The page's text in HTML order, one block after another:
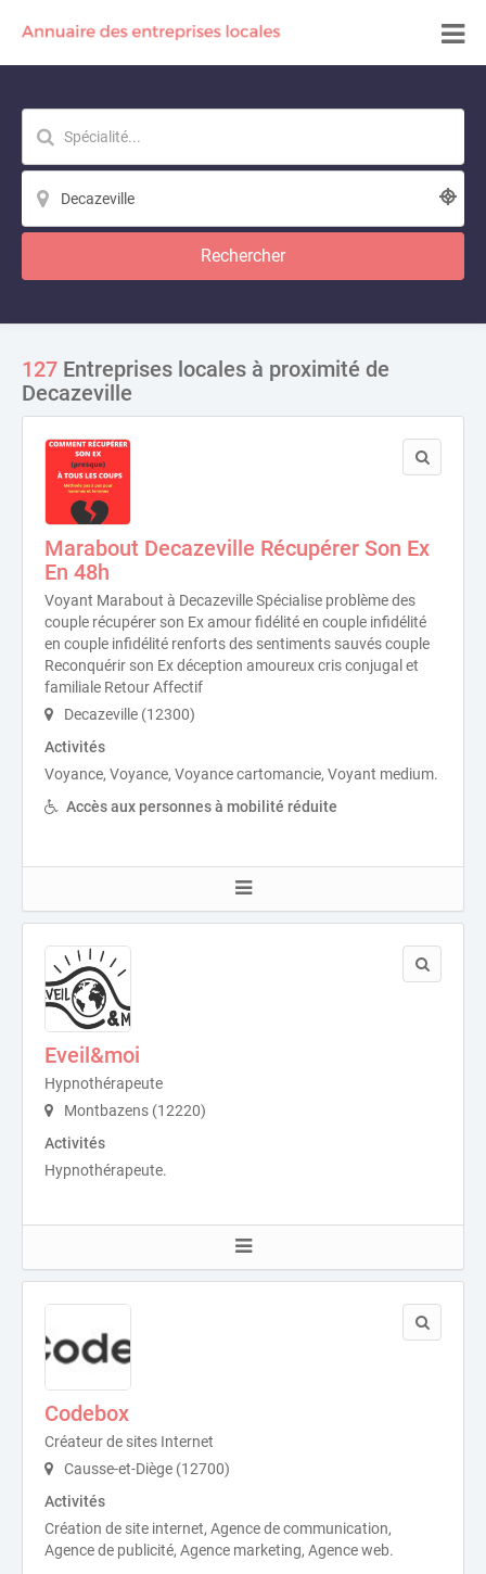
Rechercher
127 Entreprises locales à proximité de
Decazeville
Marabout Decazeville Récupérer Son Ex
En 48h
Voyant Marabout à Decazeville Spécialise problème des
couple récupérer son Ex amour fidélité en couple infidélité
en couple infidélité renforts des sentiments sauvés couple
Reconquérir son Ex déception amoureux cris conjugal et
familiale Retour Affectif
Decazeville (12300)
Activités
Voyance, Voyance, Voyance cartomancie, Voyant medium.
Accès aux personnes à mobilité réduite
Eveil&moi
Hypnothérapeute
Montbazens (12220)
Activités
Hypnothérapeute.
Codebox
Créateur de sites Internet
Causse-et-Diège (12700)
Activités
Création de site internet, Agence de communication,
Agence de publicité, Agence marketing, Agence web.